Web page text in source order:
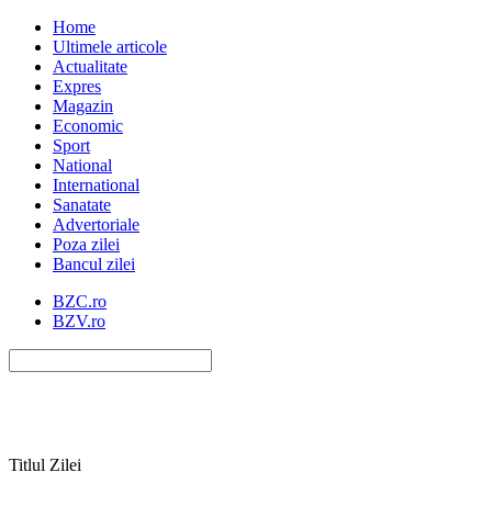
Home
Ultimele articole
Actualitate
Expres
Magazin
Economic
Sport
National
International
Sanatate
Advertoriale
Poza zilei
Bancul zilei
BZC.ro
BZV.ro
Titlul Zilei